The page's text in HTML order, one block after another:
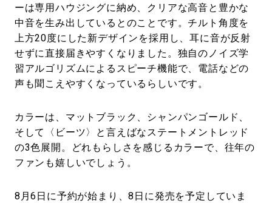
ーは専用ハウジングに納め、クリアな高音と豊かな
中音を生み出しているとのことです。チルト角度を
上方20度にした新デザインを採用し、耳に音が反射
せずに直接届きやすくなりました。独自のノイズ学
習アルゴリズムによるスピーチ機能で、電話などの
声も聞こえやすくなっているらしいです。
カラーは、マットブラック、シャンパンゴールド、
そして〈ビーツ〉と言えばなステートメントレッド
の3色展開。どれもらしさを感じるカラーで、往年の
ファンも嬉しいでしょう。
8月6日に予約が始まり、8日に発売を予定していま